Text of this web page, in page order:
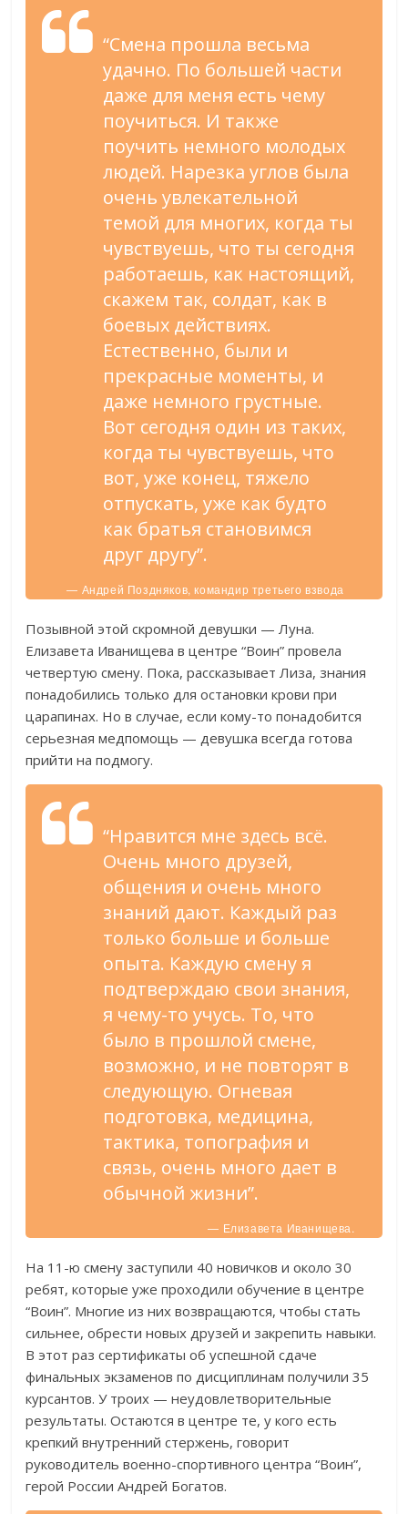
“Смена прошла весьма
удачно. По большей части
даже для меня есть чему
поучиться. И также
поучить немного молодых
людей. Нарезка углов была
очень увлекательной
темой для многих, когда ты
чувствуешь, что ты сегодня
работаешь, как настоящий,
скажем так, солдат, как в
боевых действиях.
Естественно, были и
прекрасные моменты, и
даже немного грустные.
Вот сегодня один из таких,
когда ты чувствуешь, что
вот, уже конец, тяжело
отпускать, уже как будто
как братья становимся
друг другу”.
— Андрей Поздняков, командир третьего взвода
центра “Воин”.
Позывной этой скромной девушки — Луна.
Елизавета Иванищева в центре “Воин” провела
четвертую смену. Пока, рассказывает Лиза, знания
понадобились только для остановки крови при
царапинах. Но в случае, если кому-то понадобится
серьезная медпомощь — девушка всегда готова
прийти на подмогу.
“Нравится мне здесь всё.
Очень много друзей,
общения и очень много
знаний дают. Каждый раз
только больше и больше
опыта. Каждую смену я
подтверждаю свои знания,
я чему-то учусь. То, что
было в прошлой смене,
возможно, и не повторят в
следующую. Огневая
подготовка, медицина,
тактика, топография и
связь, очень много дает в
обычной жизни”.
— Елизавета Иванищева.
На 11-ю смену заступили 40 новичков и около 30
ребят, которые уже проходили обучение в центре
“Воин”. Многие из них возвращаются, чтобы стать
сильнее, обрести новых друзей и закрепить навыки.
В этот раз сертификаты об успешной сдаче
финальных экзаменов по дисциплинам получили 35
курсантов. У троих — неудовлетворительные
результаты. Остаются в центре те, у кого есть
крепкий внутренний стержень, говорит
руководитель военно-спортивного центра “Воин”,
герой России Андрей Богатов.